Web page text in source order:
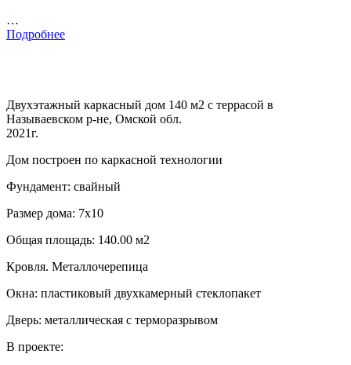
…
Подробнее
Двухэтажный каркасный дом 140 м2 с террасой в
Называевском р-не, Омской обл.
2021г.
Дом построен по каркасной технологии
Фундамент: свайный
Размер дома: 7х10
Общая площадь: 140.00 м2
Кровля. Металлочерепица
Окна: пластиковый двухкамерный стеклопакет
Дверь: металлическая с терморазрывом
В проекте: